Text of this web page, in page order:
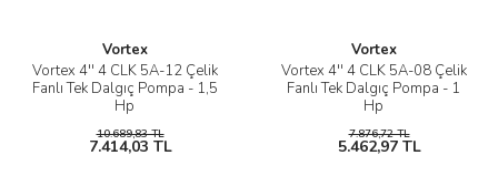
Vortex
Vortex 4'' 4 CLK 5A-12 Çelik
Fanlı Tek Dalgıç Pompa - 1,5
Hp
10.689,83 TL
7.414,03 TL
Vortex
Vortex 4'' 4 CLK 5A-08 Çelik
Fanlı Tek Dalgıç Pompa - 1
Hp
7.876,72 TL
5.462,97 TL